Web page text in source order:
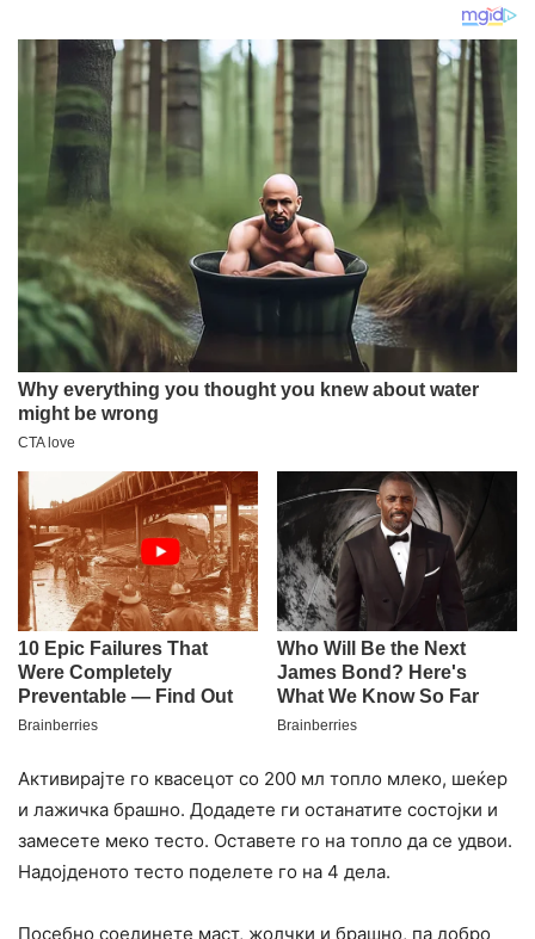
Активирајте го квасецот со 200 мл топло млеко, шеќер
и лажичка брашно. Додадете ги останатите состојки и
замесете меко тесто. Оставете го на топло да се удвои.
Надојденото тесто поделете го на 4 дела.
Посебно соединете маст, жолчки и брашно, па добро